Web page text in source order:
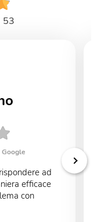
53
Google
ad
efficace
con